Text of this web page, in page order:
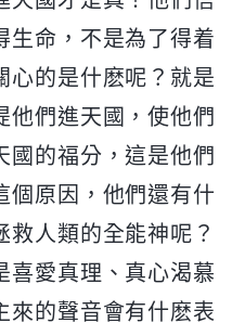
生命，不是為了得着
心的是什麽呢？就是
他們進天國，使他們
國的福分，這是他們
個原因，他們還有什
救人類的全能神呢？
喜愛真理、真心渴慕
來的聲音會有什麽表